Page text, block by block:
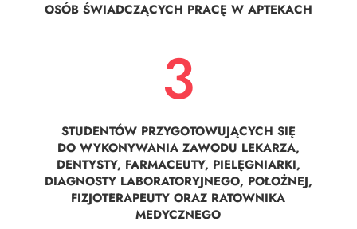
OSÓB ŚWIADCZĄCYCH PRACĘ W APTEKACH
3
STUDENTÓW PRZYGOTOWUJĄCYCH SIĘ
DO WYKONYWANIA ZAWODU LEKARZA,
DENTYSTY, FARMACEUTY, PIELĘGNIARKI,
DIAGNOSTY LABORATORYJNEGO, POŁOŻNEJ,
FIZJOTERAPEUTY ORAZ RATOWNIKA
MEDYCZNEGO